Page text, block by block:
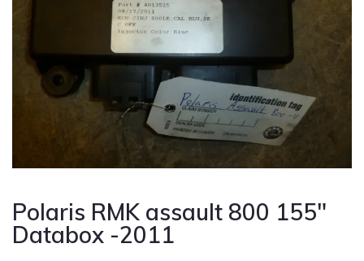
Polaris RMK assault 800 155″
Databox -2011